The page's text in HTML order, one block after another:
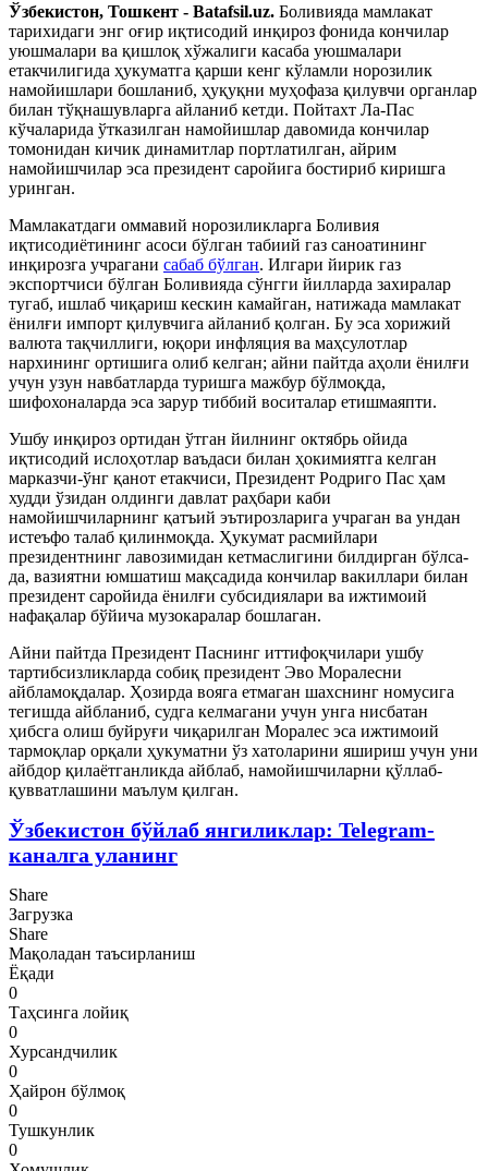
Ўзбекистон, Тошкент - Batafsil.uz. Боливияда мамлакат
тарихидаги энг оғир иқтисодий инқироз фонида кончилар
уюшмалари ва қишлоқ хўжалиги касаба уюшмалари
етакчилигида ҳукуматга қарши кенг кўламли норозилик
намойишлари бошланиб, ҳуқуқни муҳофаза қилувчи органлар
билан тўқнашувларга айланиб кетди. Пойтахт Ла-Пас
кўчаларида ўтказилган намойишлар давомида кончилар
томонидан кичик динамитлар портлатилган, айрим
намойишчилар эса президент саройига бостириб киришга
уринган.
Мамлакатдаги оммавий норозиликларга Боливия
иқтисодиётининг асоси бўлган табиий газ саноатининг
инқирозга учрагани сабаб бўлган. Илгари йирик газ
экспортчиси бўлган Боливияда сўнгги йилларда захиралар
тугаб, ишлаб чиқариш кескин камайган, натижада мамлакат
ёнилғи импорт қилувчига айланиб қолган. Бу эса хорижий
валюта тақчиллиги, юқори инфляция ва маҳсулотлар
нархининг ортишига олиб келган; айни пайтда аҳоли ёнилғи
учун узун навбатларда туришга мажбур бўлмоқда,
шифохоналарда эса зарур тиббий воситалар етишмаяпти.
Ушбу инқироз ортидан ўтган йилнинг октябрь ойида
иқтисодий ислоҳотлар ваъдаси билан ҳокимиятга келган
марказчи-ўнг қанот етакчиси, Президент Родриго Пас ҳам
худди ўзидан олдинги давлат раҳбари каби
намойишчиларнинг қатъий эътирозларига учраган ва ундан
истеъфо талаб қилинмоқда. Ҳукумат расмийлари
президентнинг лавозимидан кетмаслигини билдирган бўлса-
да, вазиятни юмшатиш мақсадида кончилар вакиллари билан
президент саройида ёнилғи субсидиялари ва ижтимоий
нафақалар бўйича музокаралар бошлаган.
Айни пайтда Президент Паснинг иттифоқчилари ушбу
тартибсизликларда собиқ президент Эво Моралесни
айбламоқдалар. Ҳозирда вояга етмаган шахснинг номусига
тегишда айбланиб, судга келмагани учун унга нисбатан
ҳибсга олиш буйруғи чиқарилган Моралес эса ижтимоий
тармоқлар орқали ҳукуматни ўз хатоларини яшириш учун уни
айбдор қилаётганликда айблаб, намойишчиларни қўллаб-
қувватлашини маълум қилган.
Ўзбекистон бўйлаб янгиликлар: Telegram-
каналга уланинг
Share
Загрузка
Share
Мақоладан таъсирланиш
Ёқади
0
Таҳсинга лойиқ
0
Хурсандчилик
0
Ҳайрон бўлмоқ
0
Тушкунлик
0